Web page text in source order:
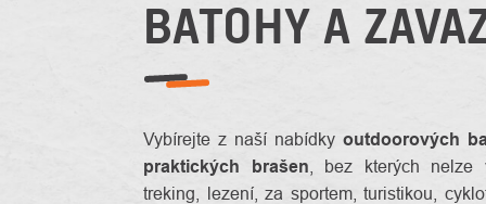
BATOHY A
Vybírejte z naší nabídky outdoorových
praktických brašen , bez kterých nelze
treking, lezení, za sportem, turistikou,